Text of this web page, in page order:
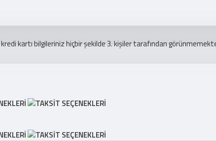
kartı bilgileriniz hiçbir şekilde 3. kişiler tarafından